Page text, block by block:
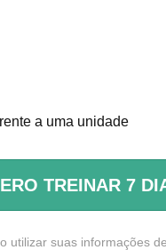
a uma unidade
TREINAR 7
utilizar suas informações